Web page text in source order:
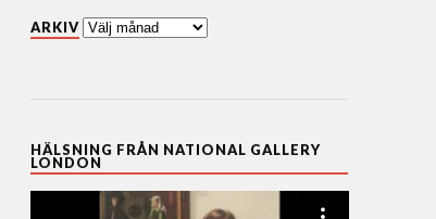
ARKIV
HÄLSNING FRÅN NATIONAL GALLERY
LONDON
Videospelare